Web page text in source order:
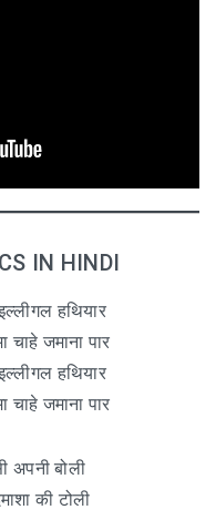
IN HINDI
हथियार
चाहे जमाना पार
हथियार
चाहे जमाना पार
अपनी बोली
की टोली